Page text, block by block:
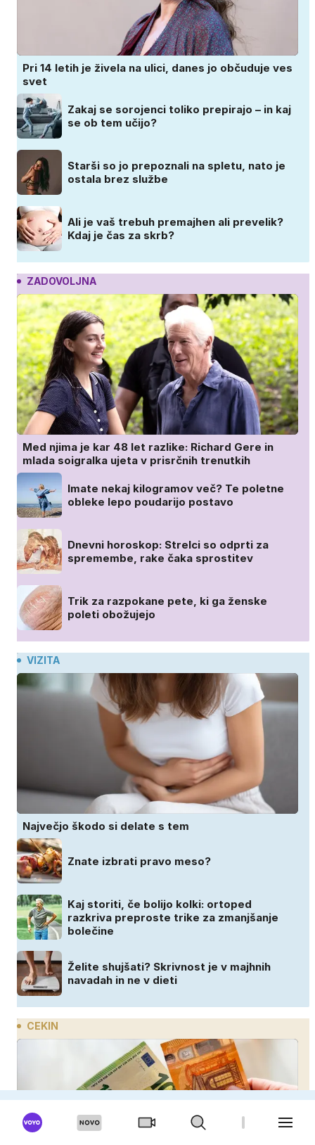
Pri 14 letih je živela na ulici, danes jo občuduje ves
svet
Zakaj se sorojenci toliko prepirajo – in kaj
se ob tem učijo?
Starši so jo prepoznali na spletu, nato je
ostala brez službe
Ali je vaš trebuh premajhen ali prevelik?
Kdaj je čas za skrb?
ZADOVOLJNA
Med njima je kar 48 let razlike: Richard Gere in
mlada soigralka ujeta v prisrčnih trenutkih
Imate nekaj kilogramov več? Te poletne
obleke lepo poudarijo postavo
Dnevni horoskop: Strelci so odprti za
spremembe, rake čaka sprostitev
Trik za razpokane pete, ki ga ženske
poleti obožujejo
VIZITA
Največjo škodo si delate s tem
Znate izbrati pravo meso?
Kaj storiti, če bolijo kolki: ortoped
razkriva preproste trike za zmanjšanje
bolečine
Želite shujšati? Skrivnost je v majhnih
navadah in ne v dieti
CEKIN